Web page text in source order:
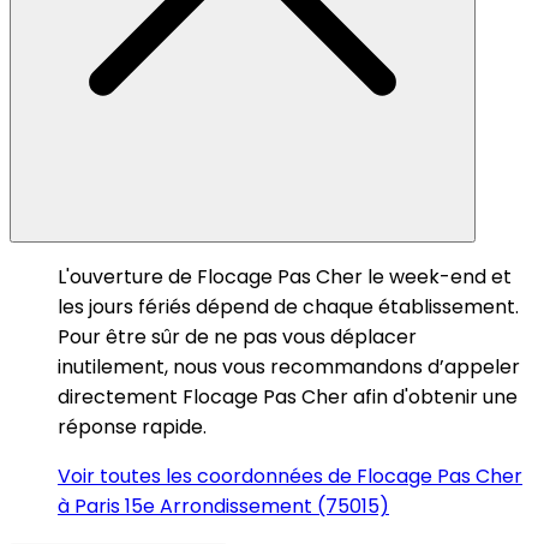
L'ouverture de Flocage Pas Cher le week-end et
les jours fériés dépend de chaque établissement.
Pour être sûr de ne pas vous déplacer
inutilement, nous vous recommandons d’appeler
directement Flocage Pas Cher afin d'obtenir une
réponse rapide.
Voir toutes les coordonnées de Flocage Pas Cher
à Paris 15e Arrondissement (75015)